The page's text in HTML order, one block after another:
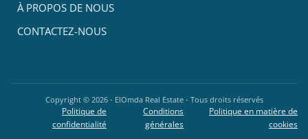
À PROPOS DE NOUS
CONTACTEZ-NOUS
Copyright © 2026- ElOmda Real Estate - Tous droits réservés
Politique de
confidentialité
Conditions
générales
Politique en matière de
cookies